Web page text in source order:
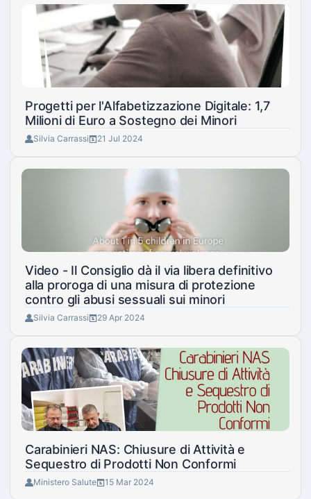
Progetti per l'Alfabetizzazione Digitale: 1,7
Milioni di Euro a Sostegno dei Minori
Silvia Carrassi 21 Jul 2024
Video - Il Consiglio dà il via libera definitivo
alla proroga di una misura di protezione
contro gli abusi sessuali sui minori
Silvia Carrassi 29 Apr 2024
Carabinieri NAS: Chiusure di Attività e
Sequestro di Prodotti Non Conformi
Ministero Salute 15 Mar 2024